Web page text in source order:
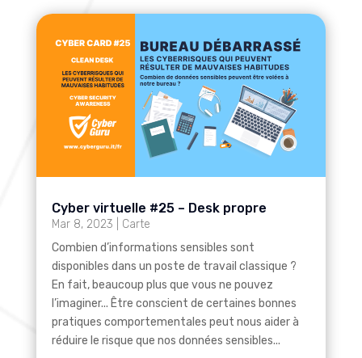
Cyber virtuelle #25 – Desk propre
Mar 8, 2023
Carte
Combien d’informations sensibles sont
disponibles dans un poste de travail classique ?
En fait, beaucoup plus que vous ne pouvez
l’imaginer... Être conscient de certaines bonnes
pratiques comportementales peut nous aider à
réduire le risque que nos données sensibles...